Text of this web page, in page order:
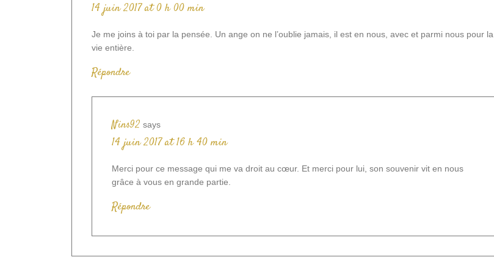
14 juin 2017 at 0 h 00 min
Je me joins à toi par la pensée. Un ange on ne l’oublie jamais, il est en nous, avec et parmi nous pour la
vie entière.
Répondre
Nins92 says
14 juin 2017 at 16 h 40 min
Merci pour ce message qui me va droit au cœur. Et merci pour lui, son souvenir vit en nous
grâce à vous en grande partie.
Répondre